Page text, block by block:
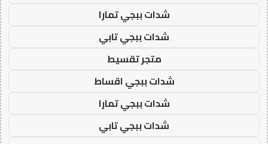
شدات ببجي تمارا
شدات ببجي تابي
متجر تقسيط
شدات ببجي اقساط
شدات ببجي تمارا
شدات ببجي تابي